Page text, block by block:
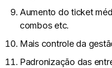
Aumento do ticket
combos etc.
Mais controle da
Padronização das